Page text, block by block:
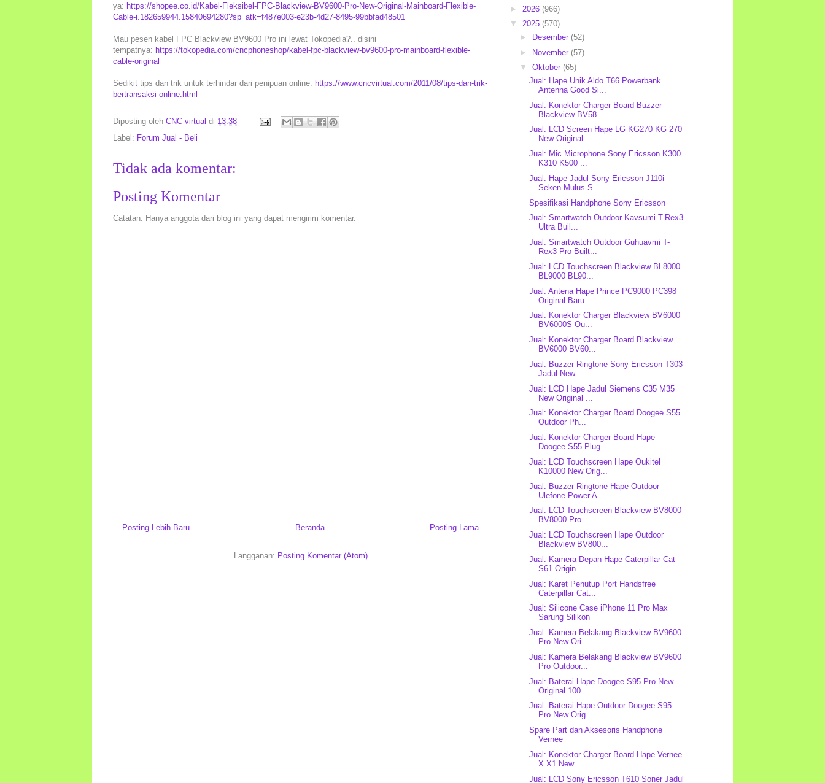
ya: https://shopee.co.id/Kabel-Fleksibel-FPC-Blackview-BV9600-Pro-New-Original-Mainboard-Flexible-
Cable-i.182659944.15840694280?sp_atk=f487e003-e23b-4d27-8495-99bbfad48501
Mau pesen kabel FPC Blackview BV9600 Pro ini lewat Tokopedia?.. disini
tempatnya: https://tokopedia.com/cncphoneshop/kabel-fpc-blackview-bv9600-pro-mainboard-flexible-
cable-original
Sedikit tips dan trik untuk terhindar dari penipuan online: https://www.cncvirtual.com/2011/08/tips-dan-trik-
bertransaksi-online.html
Diposting oleh CNC virtual di 13.38
Label: Forum Jual - Beli
Tidak ada komentar:
Posting Komentar
Catatan: Hanya anggota dari blog ini yang dapat mengirim komentar.
Posting Lebih Baru Posting Lama
Beranda
Langganan: Posting Komentar (Atom)
► 2026 (966)
▼ 2025 (570)
►
Desember (52)
► November (57)
▼ Oktober (65)
Jual: Hape Unik Aldo T66 Powerbank
Antenna Good Si...
Jual: Konektor Charger Board Buzzer
Blackview BV58...
Jual: LCD Screen Hape LG KG270 KG 270
New Original...
Jual: Mic Microphone Sony Ericsson K300
K310 K500 ...
Jual: Hape Jadul Sony Ericsson J110i
Seken Mulus S...
Spesifikasi Handphone Sony Ericsson
Jual: Smartwatch Outdoor Kavsumi T-Rex3
Ultra Buil...
Jual: Smartwatch Outdoor Guhuavmi T-
Rex3 Pro Built...
Jual: LCD Touchscreen Blackview BL8000
BL9000 BL90...
Jual: Antena Hape Prince PC9000 PC398
Original Baru
Jual: Konektor Charger Blackview BV6000
BV6000S Ou...
Jual: Konektor Charger Board Blackview
BV6000 BV60...
Jual: Buzzer Ringtone Sony Ericsson T303
Jadul New...
Jual: LCD Hape Jadul Siemens C35 M35
New Original ...
Jual: Konektor Charger Board Doogee S55
Outdoor Ph...
Jual: Konektor Charger Board Hape
Doogee S55 Plug ...
Jual: LCD Touchscreen Hape Oukitel
K10000 New Orig...
Jual: Buzzer Ringtone Hape Outdoor
Ulefone Power A...
Jual: LCD Touchscreen Blackview BV8000
BV8000 Pro ...
Jual: LCD Touchscreen Hape Outdoor
Blackview BV800...
Jual: Kamera Depan Hape Caterpillar Cat
S61 Origin...
Jual: Karet Penutup Port Handsfree
Caterpillar Cat...
Jual: Silicone Case iPhone 11 Pro Max
Sarung Silikon
Jual: Kamera Belakang Blackview BV9600
Pro New Ori...
Jual: Kamera Belakang Blackview BV9600
Pro Outdoor...
Jual: Baterai Hape Doogee S95 Pro New
Original 100...
Jual: Baterai Hape Outdoor Doogee S95
Pro New Orig...
Spare Part dan Aksesoris Handphone
Vernee
Jual: Konektor Charger Board Hape Vernee
X X1 New ...
Jual: LCD Sony Ericsson T610 Soner Jadul